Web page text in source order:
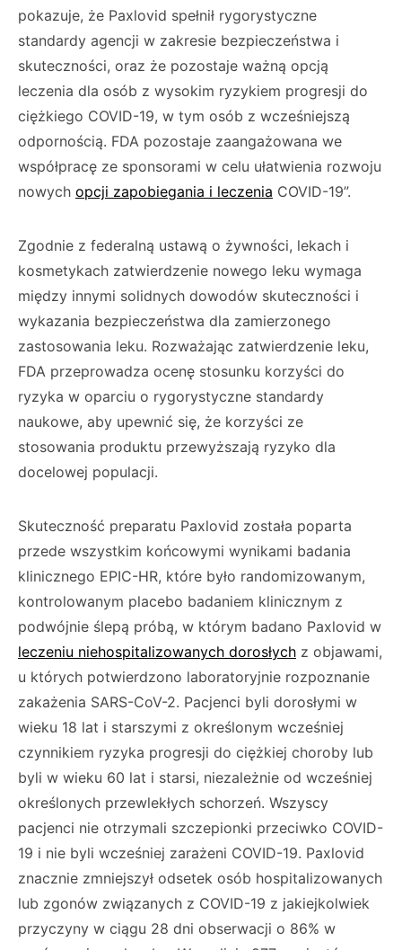
pokazuje, że Paxlovid spełnił rygorystyczne
standardy agencji w zakresie bezpieczeństwa i
skuteczności, oraz że pozostaje ważną opcją
leczenia dla osób z wysokim ryzykiem progresji do
ciężkiego COVID-19, w tym osób z wcześniejszą
odpornością. FDA pozostaje zaangażowana we
współpracę ze sponsorami w celu ułatwienia rozwoju
nowych opcji zapobiegania i leczenia COVID-19”.
Zgodnie z federalną ustawą o żywności, lekach i
kosmetykach zatwierdzenie nowego leku wymaga
między innymi solidnych dowodów skuteczności i
wykazania bezpieczeństwa dla zamierzonego
zastosowania leku. Rozważając zatwierdzenie leku,
FDA przeprowadza ocenę stosunku korzyści do
ryzyka w oparciu o rygorystyczne standardy
naukowe, aby upewnić się, że korzyści ze
stosowania produktu przewyższają ryzyko dla
docelowej populacji.
Skuteczność preparatu Paxlovid została poparta
przede wszystkim końcowymi wynikami badania
klinicznego EPIC-HR, które było randomizowanym,
kontrolowanym placebo badaniem klinicznym z
podwójnie ślepą próbą, w którym badano Paxlovid w
leczeniu niehospitalizowanych dorosłych z objawami,
u których potwierdzono laboratoryjnie rozpoznanie
zakażenia SARS-CoV-2. Pacjenci byli dorosłymi w
wieku 18 lat i starszymi z określonym wcześniej
czynnikiem ryzyka progresji do ciężkiej choroby lub
byli w wieku 60 lat i starsi, niezależnie od wcześniej
określonych przewlekłych schorzeń. Wszyscy
pacjenci nie otrzymali szczepionki przeciwko COVID-
19 i nie byli wcześniej zarażeni COVID-19. Paxlovid
znacznie zmniejszył odsetek osób hospitalizowanych
lub zgonów związanych z COVID-19 z jakiejkolwiek
przyczyny w ciągu 28 dni obserwacji o 86% w